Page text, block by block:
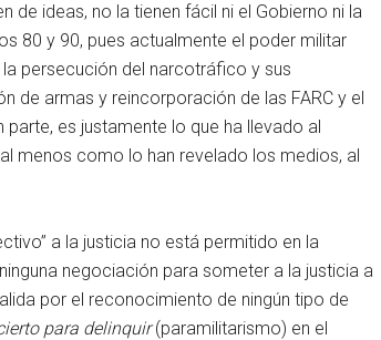
de ideas, no la tienen fácil ni el Gobierno ni la
80 y 90, pues actualmente el poder militar
persecución del narcotráfico y sus
de armas y reincorporación de las FARC y el
es justamente lo que ha llevado al
menos como lo han revelado los medios, al
a la justicia no está permitido en la
negociación para someter a la justicia a
por el reconocimiento de ningún tipo de
para delinquir(paramilitarismo) en el